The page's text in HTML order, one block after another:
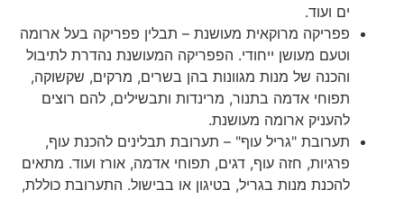
ים ועוד.
פפריקה מרוקאית מעושנת – תבלין פפריקה בעל ארומה
וטעם מעושן ייחודי. הפפריקה המעושנת נהדרת לתיבול
והכנה של מנות מגוונות בהן בשרים, מרקים, שקשוקה,
תפוחי אדמה בתנור, מרינדות ותבשילים, להם רוצים
להעניק ארומה מעושנת.
תערובת "גריל עוף" – תערובת תבלינים להכנת עוף,
פרגיות, חזה עוף, דגים, תפוחי אדמה, אורז ועוד. מתאים
להכנת מנות בגריל, בטיגון או בבישול. התערובת כוללת,